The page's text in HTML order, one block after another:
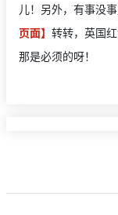
儿！另外，有事没
页面】 转转，英国
那是必须的呀！